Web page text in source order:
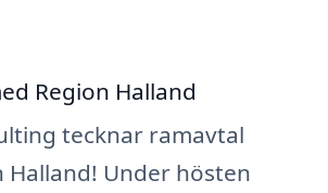
Region Halland
tecknar ramavtal
Halland! Under hösten